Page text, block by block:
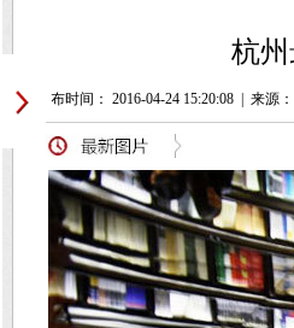
杭
发布时间： 2016-04-24 15:20:08 来源